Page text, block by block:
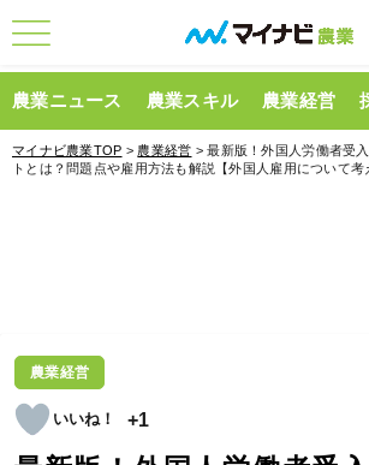
農業ニュース 農業スキル 農業経営
マイナビ農業TOP > 農業経営 > 最新版！外国人労働者受
トとは？問題点や雇用方法も解説【外国人雇用について考
農業経営
+1